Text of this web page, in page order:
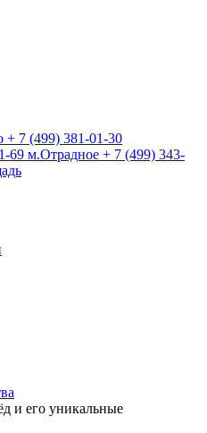
+ 7 (499) 381-01-30
69 м.Отрадное + 7 (499) 343-
и его уникальные